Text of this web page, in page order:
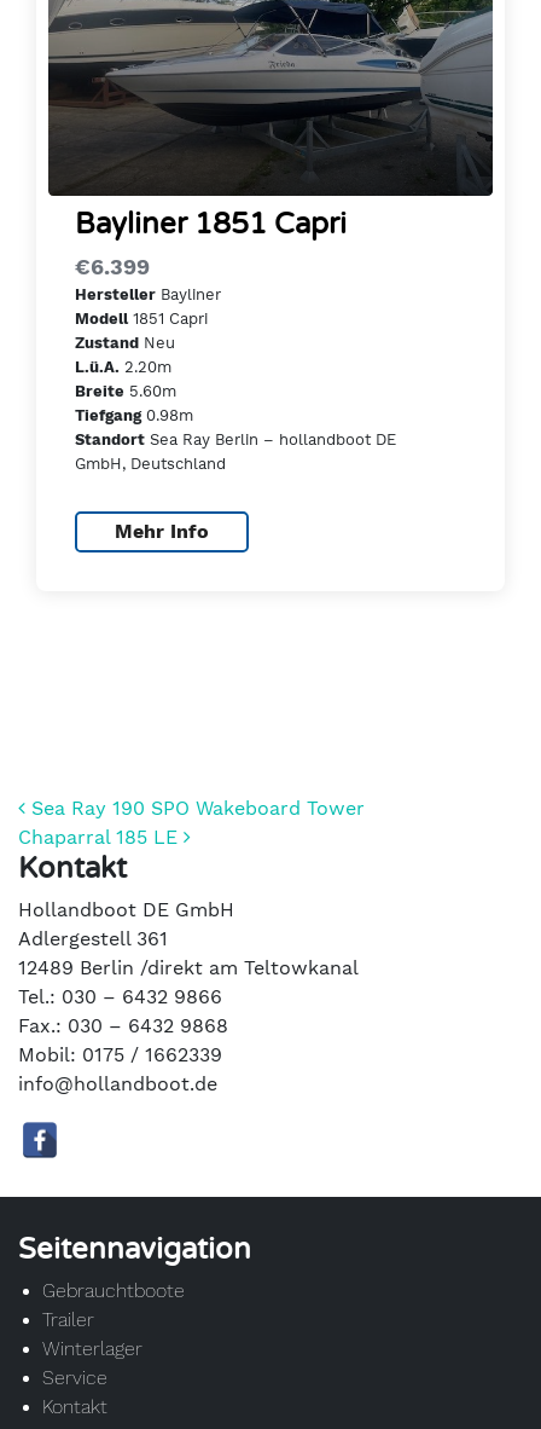
Bayliner 1851 Capri
€6.399
Hersteller Bayliner
Modell1851 Capri
Zustand Neu
L.ü.A. 2.20m
Breite 5.60m
Tiefgang0.98m
Standort Sea Ray Berlin – hollandboot DE
GmbH, Deutschland
Mehr Info
Beitrags-Navigation
Sea Ray 190 SPO Wakeboard Tower
Chaparral 185 LE
Kontakt
Hollandboot DE GmbH
Adlergestell 361
12489 Berlin /direkt am Teltowkanal
Tel.: 030 – 6432 9866
Fax.: 030 – 6432 9868
Mobil: 0175 / 1662339
info@hollandboot.de
Seitennavigation
Gebrauchtboote
Trailer
Winterlager
Service
Kontakt